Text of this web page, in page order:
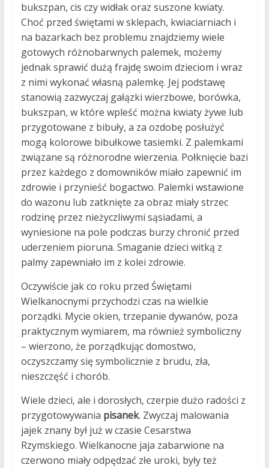
bukszpan, cis czy widłak oraz suszone kwiaty.
Choć przed świętami w sklepach, kwiaciarniach i
na bazarkach bez problemu znajdziemy wiele
gotowych różnobarwnych palemek, możemy
jednak sprawić dużą frajdę swoim dzieciom i wraz
z nimi wykonać własną palemkę. Jej podstawę
stanowią zazwyczaj gałązki wierzbowe, borówka,
bukszpan, w które wpleść można kwiaty żywe lub
przygotowane z bibuły, a za ozdobę posłużyć
mogą kolorowe bibułkowe tasiemki. Z palemkami
związane są różnorodne wierzenia. Połknięcie bazi
przez każdego z domowników miało zapewnić im
zdrowie i przynieść bogactwo. Palemki wstawione
do wazonu lub zatknięte za obraz miały strzec
rodzinę przez nieżyczliwymi sąsiadami, a
wyniesione na pole podczas burzy chronić przed
uderzeniem pioruna. Smaganie dzieci witką z
palmy zapewniało im z kolei zdrowie.
Oczywiście jak co roku przed Świętami
Wielkanocnymi przychodzi czas na wielkie
porządki. Mycie okien, trzepanie dywanów, poza
praktycznym wymiarem, ma również symboliczny
– wierzono, że porządkując domostwo,
oczyszczamy się symbolicznie z brudu, zła,
nieszczęść i chorób.
Wiele dzieci, ale i dorosłych, czerpie dużo radości z
przygotowywania pisanek. Zwyczaj malowania
jajek znany był już w czasie Cesarstwa
Rzymskiego. Wielkanocne jaja zabarwione na
czerwono miały odpędzać złe uroki, były też